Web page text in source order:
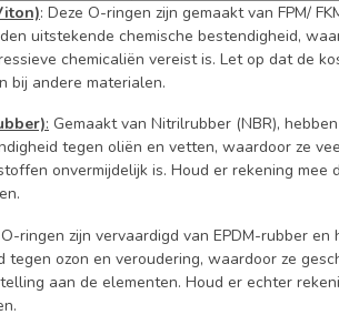
: Deze O-ringen zijn gemaakt van FPM/
uitstekende chemische bestendigheid,
chemicaliën vereist is. Let op dat de
bij andere materialen.
: Gemaakt van Nitrilrubber (NBR),
tegen oliën en vetten, waardoor ze
onvermijdelijk is. Houd er rekening mee
ringen zijn vervaardigd van EPDM-rubber
ozon en veroudering, waardoor ze
aan de elementen. Houd er echter